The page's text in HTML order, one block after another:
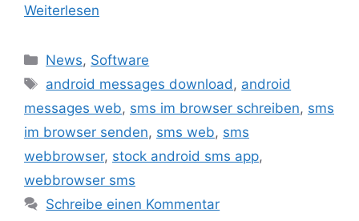
Weiterlesen
Kategorien
News, Software
Schlagwörter
android messages download , android
messages web, sms im browser schreiben, sms
im browser senden, sms web, sms
webbrowser, stock android sms app,
webbrowser sms
Schreibe einen Kommentar